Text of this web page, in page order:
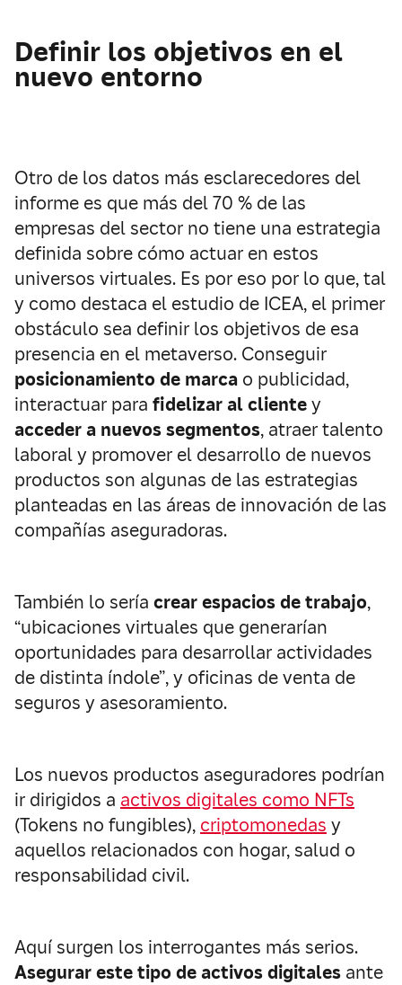
Definir los objetivos en el
nuevo entorno
Otro de los datos más esclarecedores del
informe es que más del 70 % de las
empresas del sector no tiene una estrategia
definida sobre cómo actuar en estos
universos virtuales. Es por eso por lo que, tal
y como destaca el estudio de ICEA, el primer
obstáculo sea definir los objetivos de esa
presencia en el metaverso. Conseguir
posicionamiento de marca o publicidad,
interactuar para fidelizar al clientey
acceder a nuevos segmentos, atraer talento
laboral y promover el desarrollo de nuevos
productos son algunas de las estrategias
planteadas en las áreas de innovación de las
compañías aseguradoras.
También lo sería crear espacios de trabajo,
“ubicaciones virtuales que generarían
oportunidades para desarrollar actividades
de distinta índole”, y oficinas de venta de
seguros y asesoramiento.
Los nuevos productos aseguradores podrían
ir dirigidos a activos digitales como NFTs
(Tokens no fungibles), criptomonedas y
aquellos relacionados con hogar, salud o
responsabilidad civil.
Aquí surgen los interrogantes más serios.
Asegurar este tipo de activos digitales ante